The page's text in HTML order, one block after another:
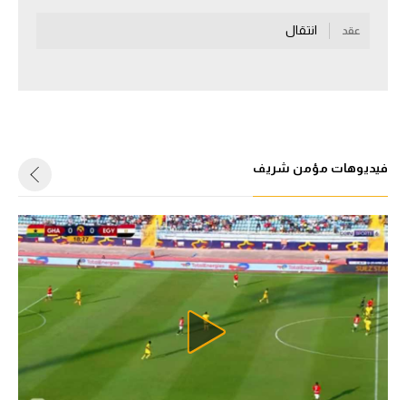
سعودي في الجول
القسم الثاني
أمم إفريقيا
كرة السلة الأمريكية
كرة سلة
كرة طائرة
عقد انتقال
فيديوهات مؤمن شريف